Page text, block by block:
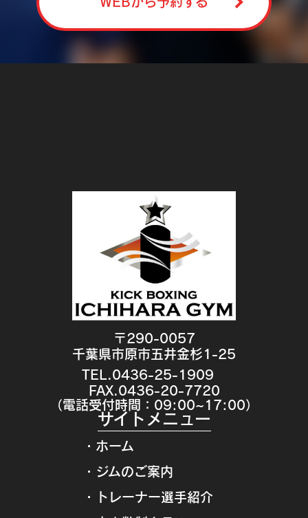
〒290-0057
千葉県市原市五井金杉1-25
TEL.0436-25-1909
FAX.0436-20-7720
（電話受付時間：09:00~17:00）
サイトメニュー
・ホーム
・ジムのご案内
・トレーナー選手紹介